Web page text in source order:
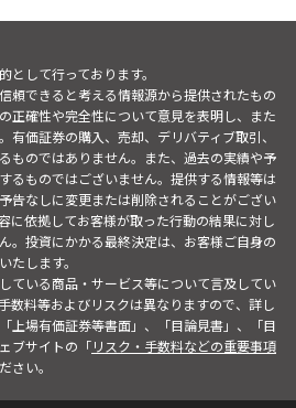
して行っております。
頼できると考える情報源から提供されたもの
正確性や完全性について意見を表明し、また
有価証券の購入、売却、デリバティブ取引、
ものではありません。また、過去の実績や予
るものではございません。提供する情報等は
告なしに変更または削除されることがござい
に依拠してお客様が取った行動の結果に対し
。投資にかかる最終決定は、お客様ご自身の
たします。
ている商品・サービス等について言及してい
数料等およびリスクは異なりますので、詳し
上場有価証券等書面」、「目論見書」、「目
ブサイトの「リスク・手数料などの重要事項
さい。